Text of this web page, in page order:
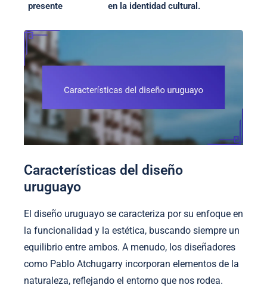
presente
en la identidad cultural.
Características del diseño
uruguayo
El diseño uruguayo se caracteriza por su enfoque en
la funcionalidad y la estética, buscando siempre un
equilibrio entre ambos. A menudo, los diseñadores
como Pablo Atchugarry incorporan elementos de la
naturaleza, reflejando el entorno que nos rodea.